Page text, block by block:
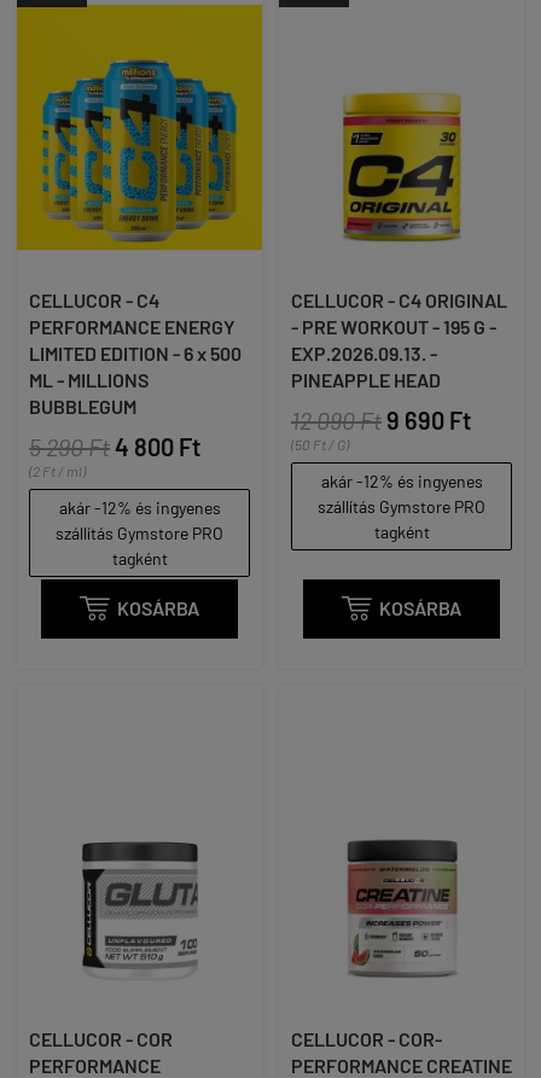
CELLUCOR - C4
PERFORMANCE ENERGY
LIMITED EDITION - 6 x 500
ML - MILLIONS
BUBBLEGUM
5 290 Ft4 800 Ft
(2 Ft / ml)
akár -12% és ingyenes
szállítás Gymstore PRO
tagként
 KOSÁRBA
CELLUCOR - C4 ORIGINAL
- PRE WORKOUT - 195 G -
EXP.2026.09.13. -
PINEAPPLE HEAD
12 090 Ft9 690 Ft
(50 Ft / G)
akár -12% és ingyenes
szállítás Gymstore PRO
tagként
 KOSÁRBA
CELLUCOR - COR
PERFORMANCE
CELLUCOR - COR-
PERFORMANCE CREATINE